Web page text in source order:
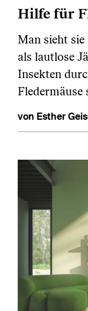
Hilfe für
Man sieht sie
als lautlose
Insekten
Fledermäuse
von Esther